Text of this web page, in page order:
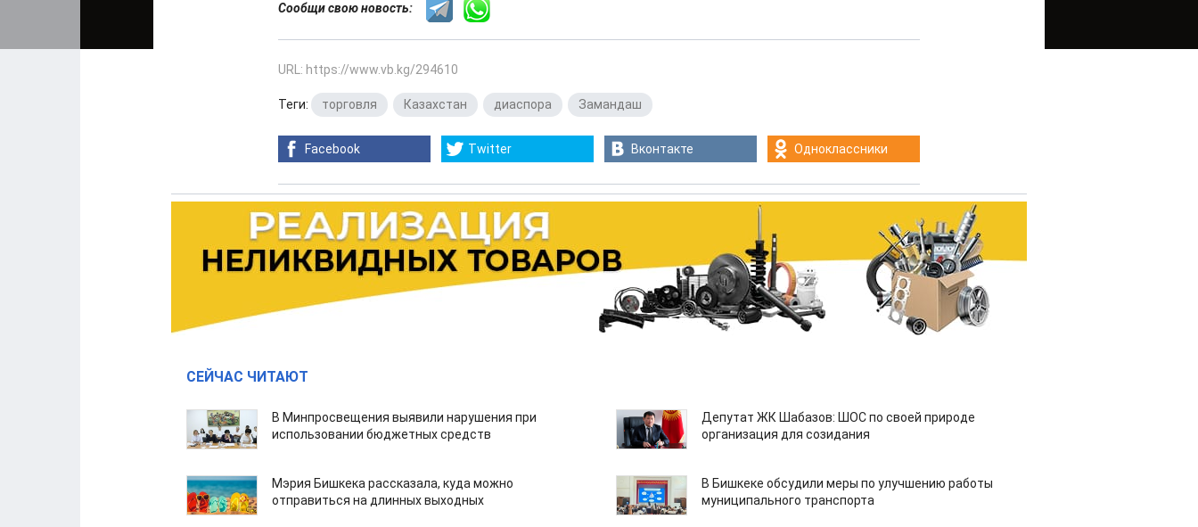
Сообщи свою новость:
URL: https://www.vb.kg/294610
Теги: торговля Казахстан диаспора Замандаш
Facebook Twitter Вконтакте Одноклассники
СЕЙЧАС ЧИТАЮТ
В Минпросвещения выявили нарушения при
использовании бюджетных средств
Депутат ЖК Шабазов: ШОС по своей природе
организация для созидания
Мэрия Бишкека рассказала, куда можно
отправиться на длинных выходных
В Бишкеке обсудили меры по улучшению работы
муниципального транспорта